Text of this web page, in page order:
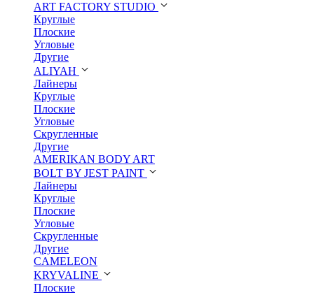
ART FACTORY STUDIO
Круглые
Плоские
Угловые
Другие
ALIYAH
Лайнеры
Круглые
Плоские
Угловые
Скругленные
Другие
AMERIKAN BODY ART
BOLT BY JEST PAINT
Лайнеры
Круглые
Плоские
Угловые
Скругленные
Другие
CAMELEON
KRYVALINE
Плоские